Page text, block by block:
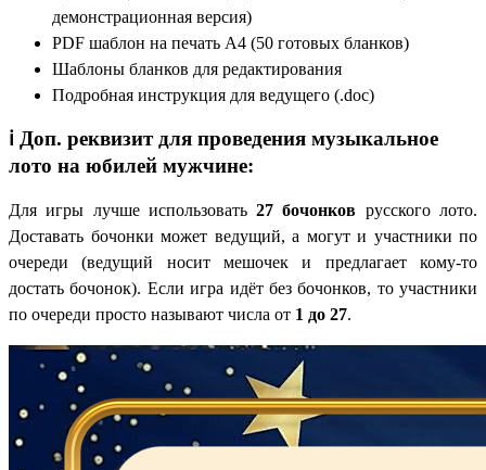
демонстрационная версия)
PDF шаблон на печать А4 (50 готовых бланков)
Шаблоны бланков для редактирования
Подробная инструкция для ведущего (.doc)
ℹ️ Доп. реквизит для проведения музыкальное
лото на юбилей мужчине:
Для игры лучше использовать27 бочонков русского лото.
Доставать бочонки может ведущий, а могут и участники по
очереди (ведущий носит мешочек и предлагает кому-то
достать бочонок). Если игра идёт без бочонков, то участники
по очереди просто называют числа от 1 до 27.